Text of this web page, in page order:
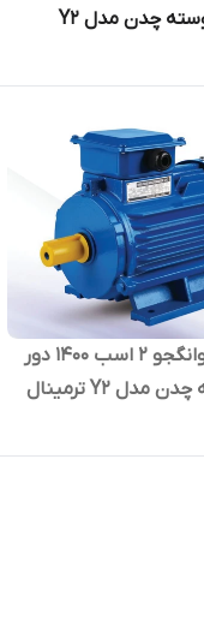
دور سه فاز پوسته چدن مدل Y2
الکتروموتور گوانگجو 2 اسب 1400 دور
سه فاز پوسته چدن مدل Y2 ترمینال